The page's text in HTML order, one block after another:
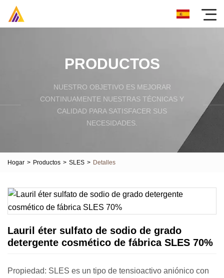
PRODUCTOS
NUESTRO OBJETIVO ES MEJORAR
CONTINUAMENTE NUESTRAS TÉCNICAS Y
CALIDAD PARA SATISFACER SUS
NECESIDADES.
Hogar > Productos > SLES > Detalles
Lauril éter sulfato de sodio de grado
detergente cosmético de fábrica SLES 70%
Propiedad: SLES es un tipo de tensioactivo aniónico con